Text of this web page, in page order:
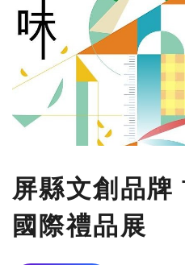
刊登
屏縣文創品牌
國際禮品展